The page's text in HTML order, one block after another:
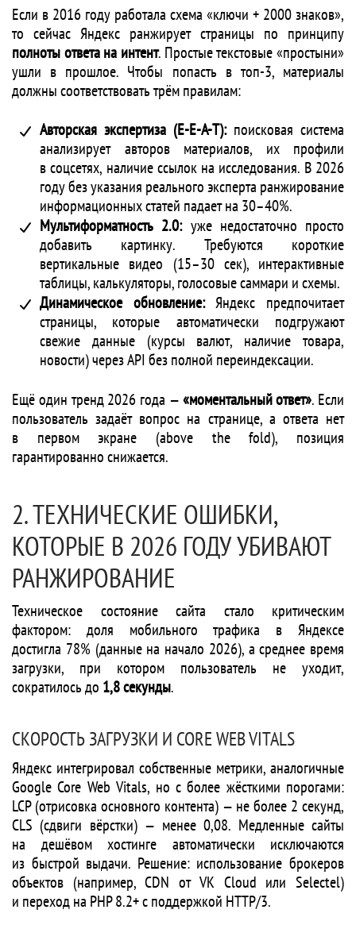
Если в 2016 году работала схема «ключи + 2000 знаков»,
то сейчас Яндекс ранжирует страницы по принципу
полноты ответа на интент. Простые текстовые «простыни»
ушли в прошлое. Чтобы попасть в топ-3, материалы
должны соответствовать трём правилам:
Авторская экспертиза (E-E-A-T):поисковая система
анализирует авторов материалов, их профили
в соцсетях, наличие ссылок на исследования. В 2026
году без указания реального эксперта ранжирование
информационных статей падает на 30–40%.
Мультиформатность 2.0:уже недостаточно просто
добавить картинку. Требуются короткие
вертикальные видео (15–30 сек), интерактивные
таблицы, калькуляторы, голосовые саммари и схемы.
Динамическое обновление:Яндекс предпочитает
страницы, которые автоматически подгружают
свежие данные (курсы валют, наличие товара,
новости) через API без полной переиндексации.
Ещё один тренд 2026 года —«моментальный ответ». Если
пользователь задаёт вопрос на странице, а ответа нет
в первом экране (above the fold), позиция
гарантированно снижается.
2. ТЕХНИЧЕСКИЕ ОШИБКИ,
КОТОРЫЕ В 2026 ГОДУ УБИВАЮТ
РАНЖИРОВАНИЕ
Техническое состояние сайта стало критическим
фактором: доля мобильного трафика в Яндексе
достигла 78% (данные на начало 2026), а среднее время
загрузки, при котором пользователь не уходит,
сократилось до 1,8 секунды.
СКОРОСТЬ ЗАГРУЗКИ И CORE WEB VITALS
Яндекс интегрировал собственные метрики, аналогичные
Google Core Web Vitals, но с более жёсткими порогами:
LCP (отрисовка основного контента) — не более 2 секунд,
CLS (сдвиги вёрстки) — менее 0,08. Медленные сайты
на дешёвом хостинге автоматически исключаются
из быстрой выдачи. Решение: использование брокеров
объектов (например, CDN от VK Cloud или Selectel)
и переход на PHP 8.2+ с поддержкой HTTP/3.